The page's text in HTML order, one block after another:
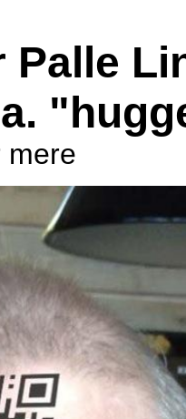
Palle
mere